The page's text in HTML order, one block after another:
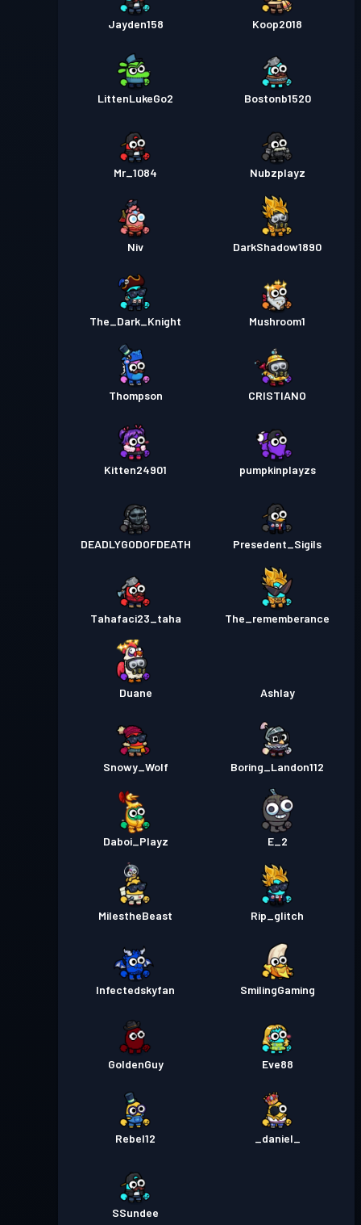
Jayden158 Koop2018
LittenLukeGo2 Bostonb1520
Mr_1084 Nubzplayz
Niv DarkShadow1890
The_Dark_Knight Mushroom1
Thompson CRISTIANO
Kitten24901 pumpkinplayzs
DEADLYGODOFDEATH Presedent_Sigils
Tahafaci23_taha The_rememberance
Duane Ashlay
Snowy_Wolf Boring_Landon112
Daboi_Playz E_2
MilestheBeast Rip_glitch
Infectedskyfan SmilingGaming
GoldenGuy Eve88
Rebel12 _daniel_
SSundee